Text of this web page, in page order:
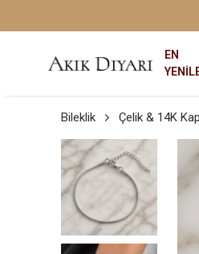
EN
Bileklik Çelik & 14K